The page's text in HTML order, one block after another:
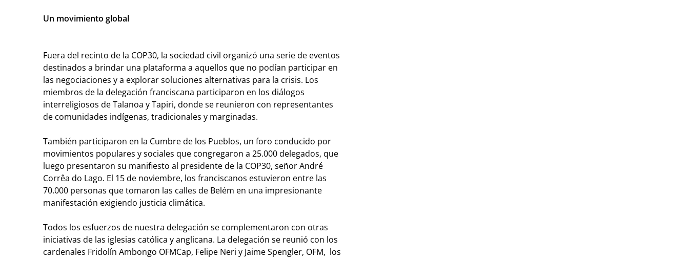
Un movimiento global
Fuera del recinto de la COP30, la sociedad civil organizó una serie de eventos
destinados a brindar una plataforma a aquellos que no podían participar en
las negociaciones y a explorar soluciones alternativas para la crisis. Los
miembros de la delegación franciscana participaron en los diálogos
interreligiosos de Talanoa y Tapiri, donde se reunieron con representantes
de comunidades indígenas, tradicionales y marginadas.
También participaron en la Cumbre de los Pueblos, un foro conducido por
movimientos populares y sociales que congregaron a 25.000 delegados, que
luego presentaron su manifiesto al presidente de la COP30, señor André
Corrêa do Lago. El 15 de noviembre, los franciscanos estuvieron entre las
70.000 personas que tomaron las calles de Belém en una impresionante
manifestación exigiendo justicia climática.
Todos los esfuerzos de nuestra delegación se complementaron con otras
iniciativas de las iglesias católica y anglicana. La delegación se reunió con los
cardenales Fridolín Ambongo OFMCap, Felipe Neri y Jaime Spengler, OFM, los